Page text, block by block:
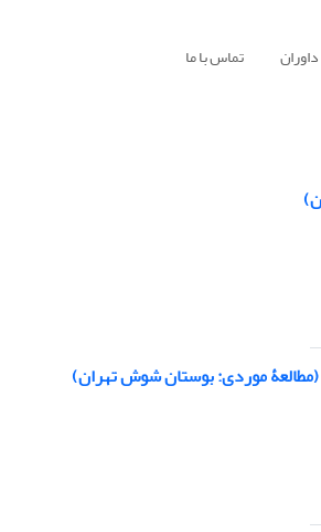
داوران تماس با ما
موردی: بوستان شوش تهران)